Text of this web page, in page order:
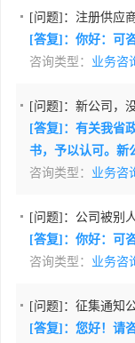
[问题]： 注册供应
[答复]：你好：可
咨询类型： 业务咨
[问题]： 新公司，
[答复]：有关我省
书，予以认可。新
咨询类型： 业务咨
[问题]： 公司被别
[答复]：你好：可
咨询类型： 业务咨
[问题]： 征集通知
[答复]：您好！请